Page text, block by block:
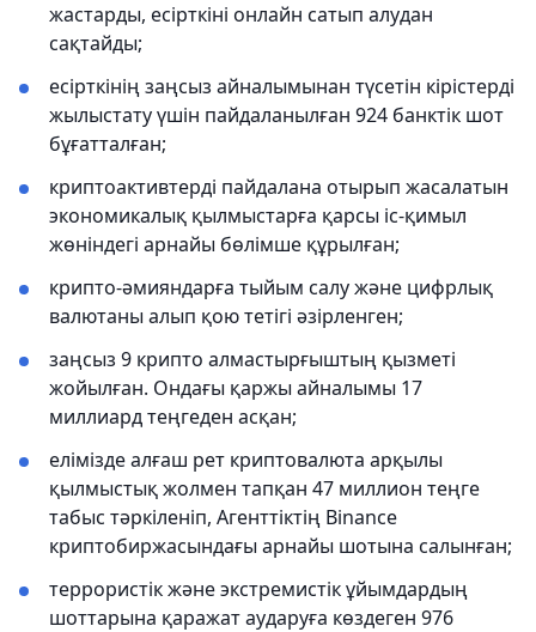
жастарды, есірткіні онлайн сатып алудан
сақтайды;
есірткінің заңсыз айналымынан түсетін кірістерді
жылыстату үшін пайдаланылған 924 банктік шот
бұғатталған;
криптоактивтерді пайдалана отырып жасалатын
экономикалық қылмыстарға қарсы іс-қимыл
жөніндегі арнайы бөлімше құрылған;
крипто-әмияндарға тыйым салу және цифрлық
валютаны алып қою тетігі әзірленген;
заңсыз 9 крипто алмастырғыштың қызметі
жойылған. Ондағы қаржы айналымы 17
миллиард теңгеден асқан;
елімізде алғаш рет криптовалюта арқылы
қылмыстық жолмен тапқан 47 миллион теңге
табыс тәркіленіп, Агенттіктің Binance
криптобиржасындағы арнайы шотына салынған;
террористік және экстремистік ұйымдардың
шоттарына қаражат аударуға көздеген 976